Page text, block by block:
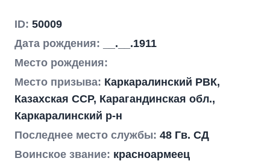
ID: 50009
Дата рождения:
__.__.1911
Место рождения:
Место призыва: Каркаралинский РВК,
Казахская ССР, Карагандинская обл.,
Каркаралинский р-н
Последнее место службы: 48 Гв. СД
Воинское звание: красноармеец